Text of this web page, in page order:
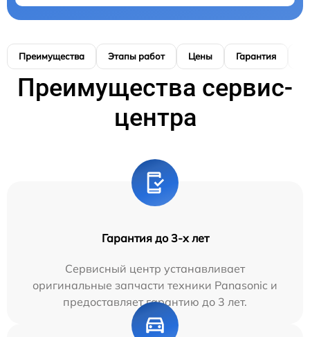
Преимущества Этапы работ Цены Гарантия
Преимущества сервис-
центра
Гарантия до 3-х лет
Сервисный центр устанавливает
оригинальные запчасти техники Panasonic и
предоставляет гарантию до 3 лет.